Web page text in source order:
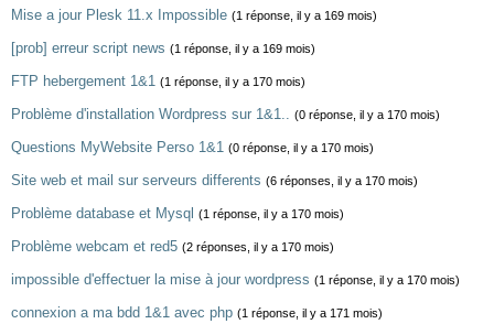
Mise a jour Plesk 11.x Impossible (1 réponse, il y a 169 mois)
[prob] erreur script news (1 réponse, il y a 169 mois)
FTP hebergement 1&1 (1 réponse, il y a 170 mois)
Problème d'installation Wordpress sur 1&1.. (0 réponse, il y a 170 mois)
Questions MyWebsite Perso 1&1 (0 réponse, il y a 170 mois)
Site web et mail sur serveurs differents (6 réponses, il y a 170 mois)
Problème database et Mysql (1 réponse, il y a 170 mois)
Problème webcam et red5 (2 réponses, il y a 170 mois)
impossible d'effectuer la mise à jour wordpress (1 réponse, il y a 170 mois)
connexion a ma bdd 1&1 avec php (1 réponse, il y a 171 mois)